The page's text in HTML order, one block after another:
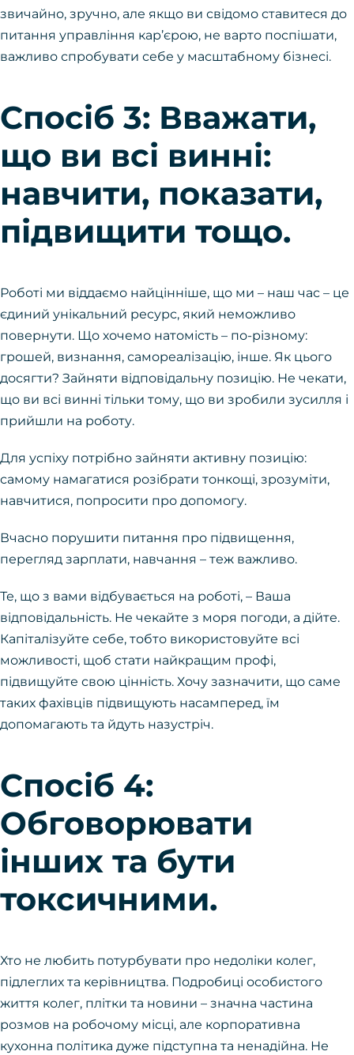
звичайно, зручно, але якщо ви свідомо ставитеся до
питання управління кар’єрою, не варто поспішати,
важливо спробувати себе у масштабному бізнесі.
Спосіб 3: Вважати,
що ви всі винні:
навчити, показати,
підвищити тощо.
Роботі ми віддаємо найцінніше, що ми – наш час – це
єдиний унікальний ресурс, який неможливо
повернути. Що хочемо натомість – по-різному:
грошей, визнання, самореалізацію, інше. Як цього
досягти? Зайняти відповідальну позицію. Не чекати,
що ви всі винні тільки тому, що ви зробили зусилля і
прийшли на роботу.
Для успіху потрібно зайняти активну позицію:
самому намагатися розібрати тонкощі, зрозуміти,
навчитися, попросити про допомогу.
Вчасно порушити питання про підвищення,
перегляд зарплати, навчання – теж важливо.
Те, що з вами відбувається на роботі, – Ваша
відповідальність. Не чекайте з моря погоди, а дійте.
Капіталізуйте себе, тобто використовуйте всі
можливості, щоб стати найкращим профі,
підвищуйте свою цінність. Хочу зазначити, що саме
таких фахівців підвищують насамперед, їм
допомагають та йдуть назустріч.
Спосіб 4:
Обговорювати
інших та бути
токсичними.
Хто не любить потурбувати про недоліки колег,
підлеглих та керівництва. Подробиці особистого
життя колег, плітки та новини – значна частина
розмов на робочому місці, але корпоративна
кухонна політика дуже підступна та ненадійна. Не